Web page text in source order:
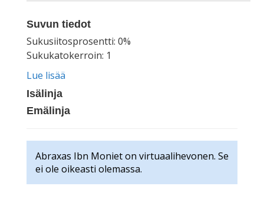
Suvun tiedot
Sukusiitosprosentti: 0%
Sukukatokerroin: 1
Lue lisää
Isälinja
Emälinja
Abraxas Ibn Moniet on virtuaalihevonen. Se
ei ole oikeasti olemassa.